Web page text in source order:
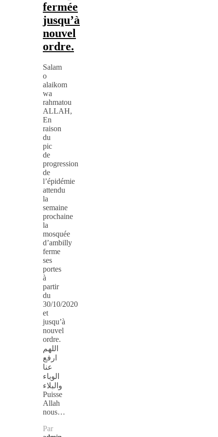
fermée
jusqu’à
nouvel
ordre.
Salam
o
alaikom
wa
rahmatou
ALLAH,
En
raison
du
pic
de
progression
de
l’épidémie
attendu
la
semaine
prochaine
la
mosquée
d’ambilly
ferme
ses
portes
à
partir
du
30/10/2020
et
jusqu’à
nouvel
ordre.
اللهم
ارفع
عنا
الوباء
والبلاء
Puisse
Allah
nous…
Par